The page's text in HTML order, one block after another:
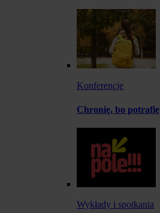
Konferencje
Chronię, bo potrafię
Wykłady i spotkania